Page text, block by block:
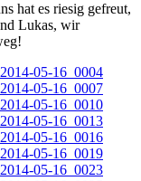
hat es riesig gefreut,
Lukas, wir